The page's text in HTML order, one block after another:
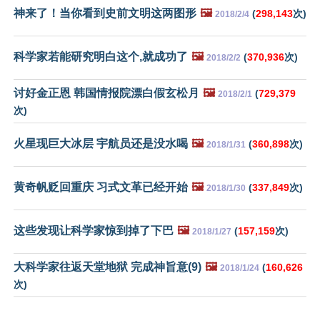
神来了！当你看到史前文明这两图形 🖼️ 2018/2/4 (298,143次)
科学家若能研究明白这个,就成功了 🖼️ 2018/2/2 (370,936次)
讨好金正恩 韩国情报院漂白假玄松月 🖼️ 2018/2/1 (729,379
次)
火星现巨大冰层 宇航员还是没水喝 🖼️ 2018/1/31 (360,898次)
黄奇帆贬回重庆 习式文革已经开始 🖼️ 2018/1/30 (337,849次)
这些发现让科学家惊到掉了下巴 🖼️ 2018/1/27 (157,159次)
大科学家往返天堂地狱 完成神旨意(9) 🖼️ 2018/1/24 (160,626
次)